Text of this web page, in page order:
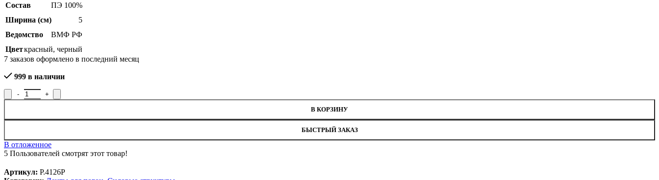
Состав
ПЭ 100%
Ширина (см)
5
Ведомство
ВМФ РФ
Цветкрасный, черный
7 заказов оформлено в последний месяц
999 в наличии
Количество товара Лента для погон ВМФ РФ, Р.4126Р
В КОРЗИНУ
БЫСТРЫЙ ЗАКАЗ
В отложенное
5 Пользователей смотрят этот товар!
Артикул: Р.4126Р